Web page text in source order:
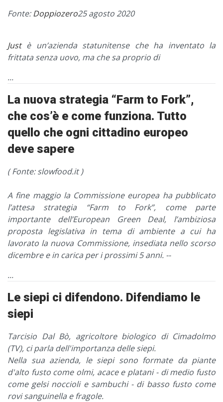
Fonte:Doppiozero25 agosto 2020
Justè un’azienda statunitense che ha inventato la
frittata senza uovo, ma che sa proprio di
...
La nuova strategia “Farm to Fork”,
che cos’è e come funziona. Tutto
quello che ogni cittadino europeo
deve sapere
( Fonte: slowfood.it )
A fine maggio la Commissione europea ha pubblicato
l’attesa strategia “Farm to Fork”, come parte
importante dell’European Green Deal, l’ambiziosa
proposta legislativa in tema di ambiente a cui ha
lavorato la nuova Commissione, insediata nello scorso
dicembre e in carica per i prossimi 5 anni. --
...
Le siepi ci difendono. Difendiamo le
siepi
Tarcisio Dal Bò, agricoltore biologico di Cimadolmo
(TV), ci parla dell'importanza delle siepi.
Nella sua azienda, le siepi sono formate da piante
d'alto fusto come olmi, acace e platani - di medio fusto
come gelsi noccioli e sambuchi - di basso fusto come
rovi sanguinella e fragole.